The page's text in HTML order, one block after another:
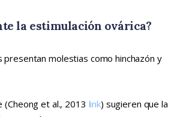
la estimulación ovárica?
presentan molestias como hinchazón y
(Cheong et al., 2013 link) sugieren que la